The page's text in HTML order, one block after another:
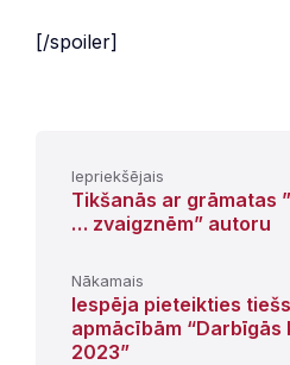
[/spoiler]
Iepriekšējais
Tikšanās ar grāmatas
… zvaigznēm” autoru
Nākamais
Iespēja pieteikties
apmācībām “Darbīgās
2023”